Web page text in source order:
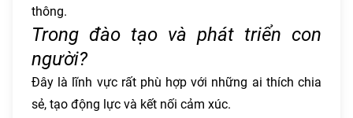
thông.
Trong đào tạo và phát triển con
người?
Đây là lĩnh vực rất phù hợp với những ai thích chia
sẻ, tạo động lực và kết nối cảm xúc.